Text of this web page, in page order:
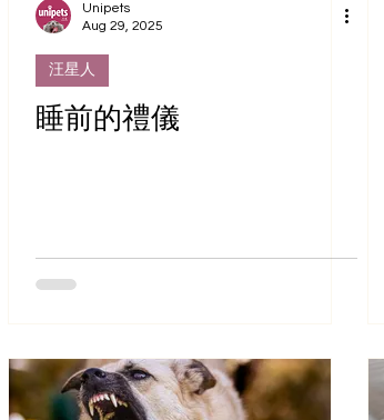
Unipets
Aug 29, 2025
汪星人
睡前的禮儀